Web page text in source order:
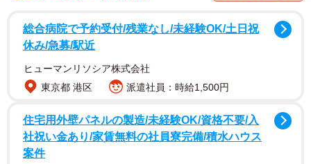
総合病院で予約受付/残業なし/未経験OK/土日祝
休み/急募/駅近
ヒューマンリソシア株式会社
東京都 港区
派遣社員：時給1,500円
住宅用外壁パネルの製造/未経験OK/資格不要/入
社祝い金あり/家賃無料の社員寮完備/積水ハウス
案件